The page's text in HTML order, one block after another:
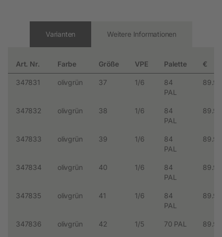
Varianten
Art. Nr. Farbe Größe VPE Palette €
347831 olivgrün 37 1/6
84
PAL
89.99
347832 olivgrün 38 1/6
84
PAL
89.99
347833 olivgrün 39 1/6
84
PAL
89.99
347834 olivgrün 40 1/6
84
PAL
89.99
347835 olivgrün 41 1/6
84
PAL
89.99
347836 olivgrün 42 1/5 70 PAL 89.99
Weitere Informationen